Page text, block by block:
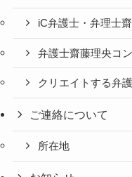
iC弁護士・弁理士
弁護士齋藤理央コ
クリエイトする弁
ご連絡について
所在地